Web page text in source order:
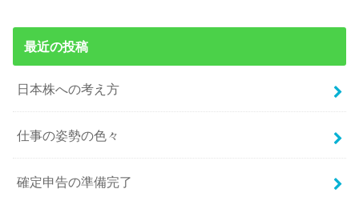
最近の投稿
日本株への考え方
仕事の姿勢の色々
確定申告の準備完了